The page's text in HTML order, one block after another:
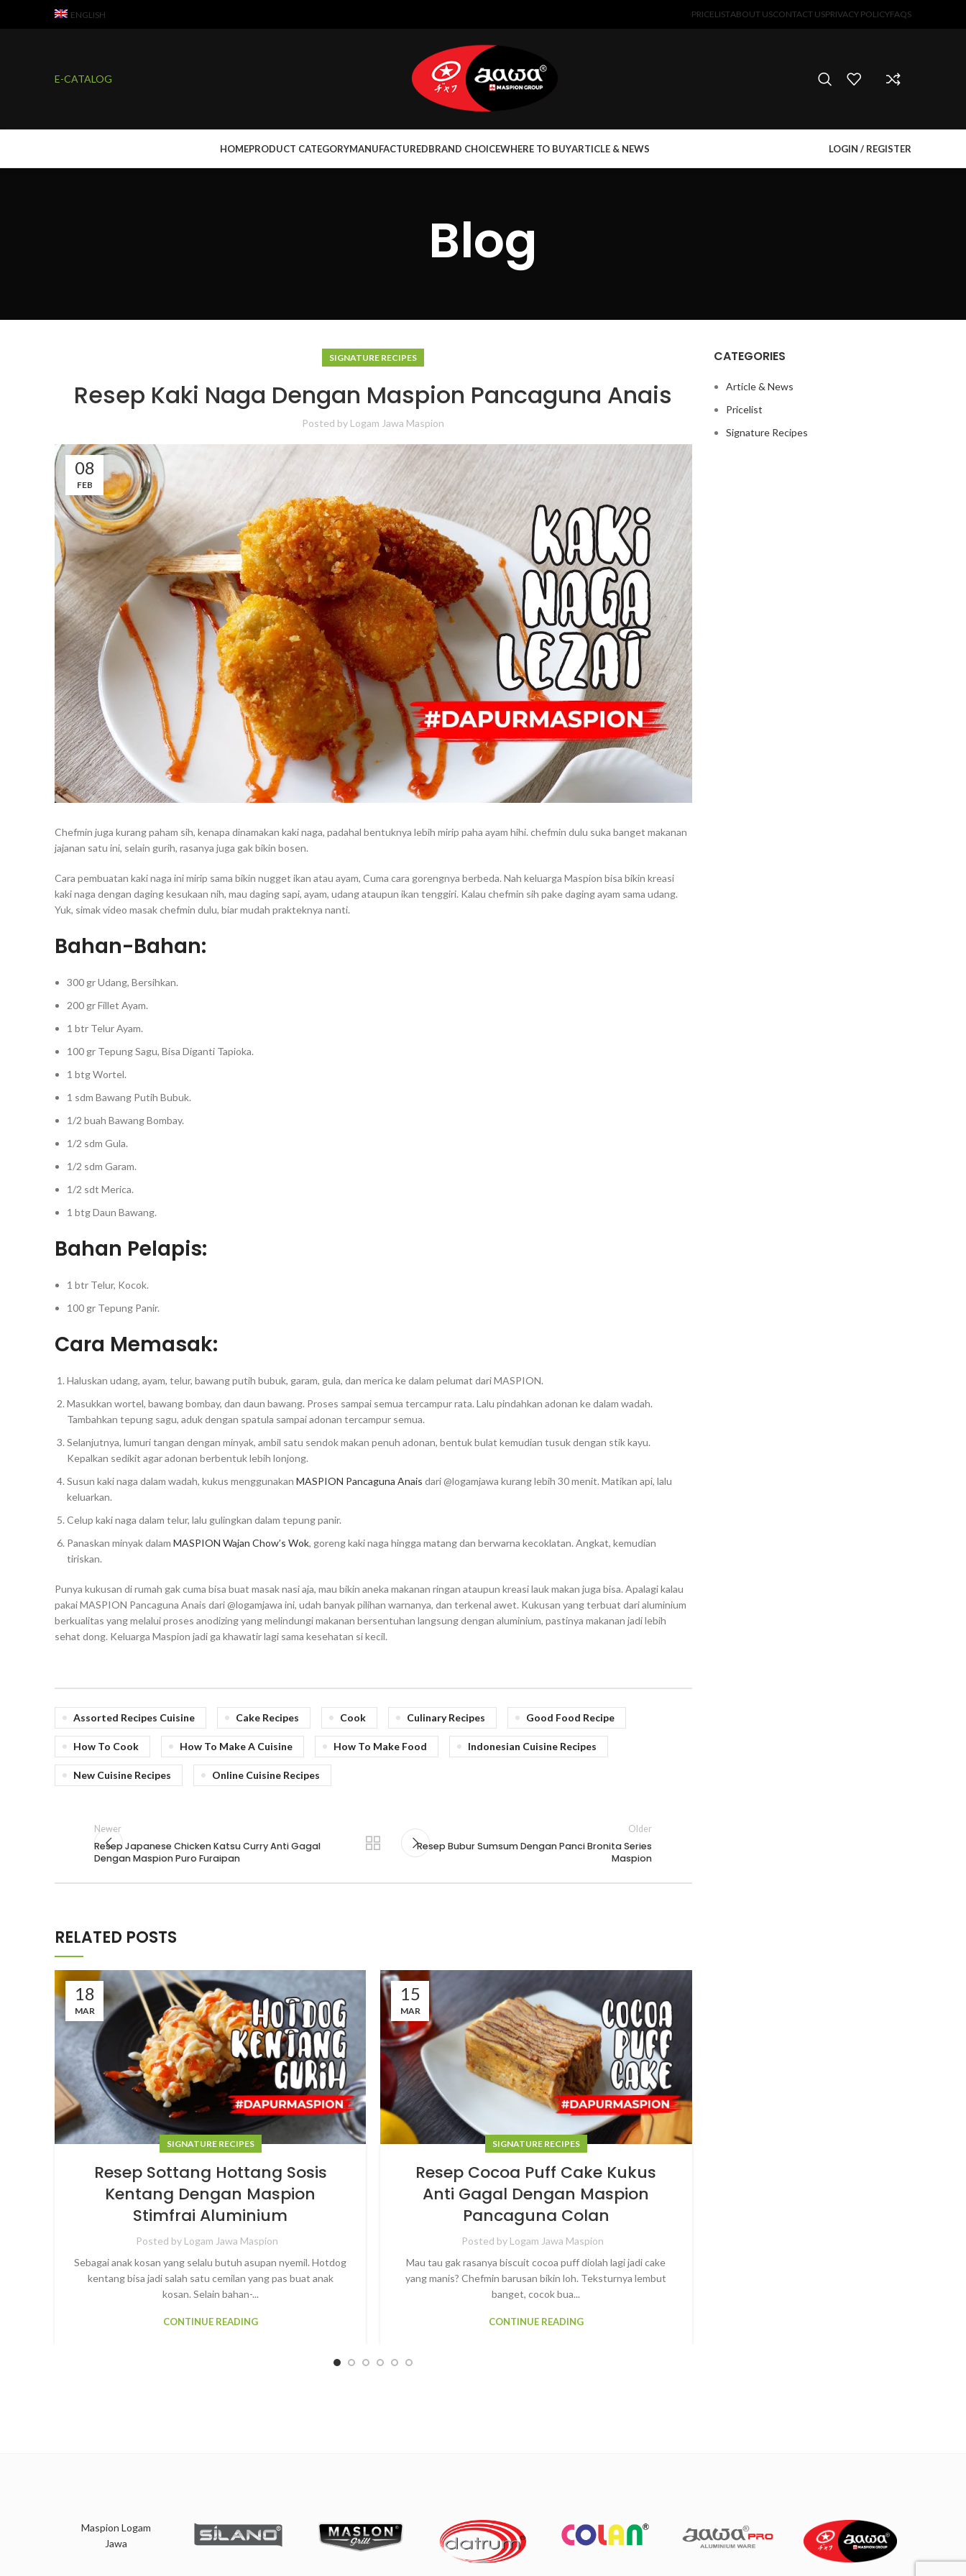
ENGLISH PRICELISTABOUT USCONTACT USPRIVACY POLICYFAQS
E-CATALOG
HOMEPRODUCT CATEGORYMANUFACTUREDBRAND CHOICEWHERE TO BUYARTICLE & NEWS LOGIN / REGISTER
Blog
SIGNATURE RECIPES
Resep Kaki Naga Dengan Maspion Pancaguna Anais
Posted by Logam Jawa Maspion
08
FEB
Chefmin juga kurang paham sih, kenapa dinamakan kaki naga, padahal bentuknya lebih mirip paha ayam hihi. chefmin dulu suka banget makanan
jajanan satu ini, selain gurih, rasanya juga gak bikin bosen.
Cara pembuatan kaki naga ini mirip sama bikin nugget ikan atau ayam, Cuma cara gorengnya berbeda. Nah keluarga Maspion bisa bikin kreasi
kaki naga dengan daging kesukaan nih, mau daging sapi, ayam, udang ataupun ikan tenggiri. Kalau chefmin sih pake daging ayam sama udang.
Yuk, simak video masak chefmin dulu, biar mudah prakteknya nanti.
Bahan-Bahan:
300 gr Udang, Bersihkan.
200 gr Fillet Ayam.
1 btr Telur Ayam.
100 gr Tepung Sagu, Bisa Diganti Tapioka.
1 btg Wortel.
1 sdm Bawang Putih Bubuk.
1/2 buah Bawang Bombay.
1/2 sdm Gula.
1/2 sdm Garam.
1/2 sdt Merica.
1 btg Daun Bawang.
Bahan Pelapis:
1 btr Telur, Kocok.
100 gr Tepung Panir.
Cara Memasak:
Haluskan udang, ayam, telur, bawang putih bubuk, garam, gula, dan merica ke dalam pelumat dari MASPION.
Masukkan wortel, bawang bombay, dan daun bawang. Proses sampai semua tercampur rata. Lalu pindahkan adonan ke dalam wadah.
Tambahkan tepung sagu, aduk dengan spatula sampai adonan tercampur semua.
Selanjutnya, lumuri tangan dengan minyak, ambil satu sendok makan penuh adonan, bentuk bulat kemudian tusuk dengan stik kayu.
Kepalkan sedikit agar adonan berbentuk lebih lonjong.
Susun kaki naga dalam wadah, kukus menggunakan MASPION Pancaguna Anais dari @logamjawa kurang lebih 30 menit. Matikan api, lalu
keluarkan.
Celup kaki naga dalam telur, lalu gulingkan dalam tepung panir.
Panaskan minyak dalam MASPION Wajan Chow’s Wok, goreng kaki naga hingga matang dan berwarna kecoklatan. Angkat, kemudian
tiriskan.
Punya kukusan di rumah gak cuma bisa buat masak nasi aja, mau bikin aneka makanan ringan ataupun kreasi lauk makan juga bisa. Apalagi kalau
pakai MASPION Pancaguna Anais dari @logamjawa ini, udah banyak pilihan warnanya, dan terkenal awet. Kukusan yang terbuat dari aluminium
berkualitas yang melalui proses anodizing yang melindungi makanan bersentuhan langsung dengan aluminium, pastinya makanan jadi lebih
sehat dong. Keluarga Maspion jadi ga khawatir lagi sama kesehatan si kecil.
Assorted Recipes Cuisine Cake Recipes Cook Culinary Recipes Good Food Recipe
How To Cook How To Make A Cuisine How To Make Food Indonesian Cuisine Recipes
New Cuisine Recipes Online Cuisine Recipes
Newer
Resep Japanese Chicken Katsu Curry Anti Gagal
Dengan Maspion Puro Furaipan
Older
Resep Bubur Sumsum Dengan Panci Bronita Series
Maspion
RELATED POSTS
18
MAR
SIGNATURE RECIPES
Resep Sottang Hottang Sosis
Kentang Dengan Maspion
Stimfrai Aluminium
Posted by Logam Jawa Maspion
Sebagai anak kosan yang selalu butuh asupan nyemil. Hotdog
kentang bisa jadi salah satu cemilan yang pas buat anak
kosan. Selain bahan-...
CONTINUE READING
15
MAR
SIGNATURE RECIPES
Resep Cocoa Puff Cake Kukus
Anti Gagal Dengan Maspion
Pancaguna Colan
Posted by Logam Jawa Maspion
Mau tau gak rasanya biscuit cocoa puff diolah lagi jadi cake
yang manis? Chefmin barusan bikin loh. Teksturnya lembut
banget, cocok bua...
CONTINUE READING
CATEGORIES
Article & News
Pricelist
Signature Recipes
Maspion Logam
Jawa